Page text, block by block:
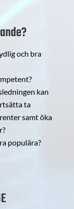
och bra
kan
ta
samt öka
populära?